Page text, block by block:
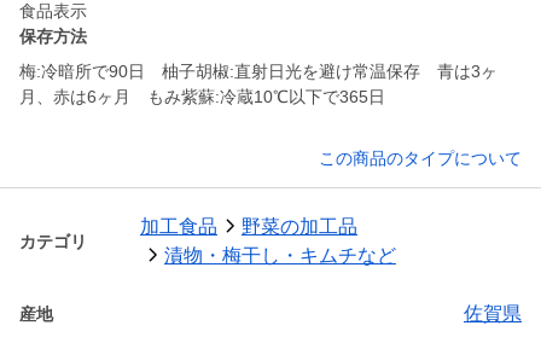
食品表示
保存方法
梅:冷暗所で90日 柚子胡椒:直射日光を避け常温保存 青は3ヶ
月、赤は6ヶ月 もみ紫蘇:冷蔵10℃以下で365日
この商品のタイプについて
カテゴリ
加工食品
野菜の加工品
漬物・梅干し・キムチなど
産地 佐賀県